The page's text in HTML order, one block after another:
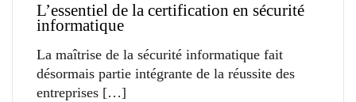
L’essentiel de la certification en sécurité
informatique
La maîtrise de la sécurité informatique fait
désormais partie intégrante de la réussite des
entreprises